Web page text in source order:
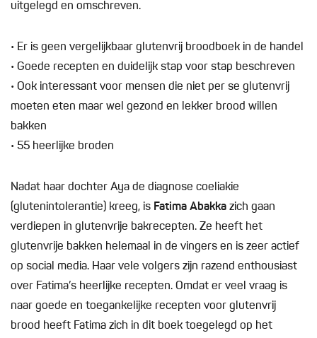
uitgelegd en omschreven.
• Er is geen vergelijkbaar glutenvrij broodboek in de handel
• Goede recepten en duidelijk stap voor stap beschreven
• Ook interessant voor mensen die niet per se glutenvrij
moeten eten maar wel gezond en lekker brood willen
bakken
• 55 heerlijke broden
Nadat haar dochter Aya de diagnose coeliakie
(glutenintolerantie) kreeg, is Fatima Abakka zich gaan
verdiepen in glutenvrije bakrecepten. Ze heeft het
glutenvrije bakken helemaal in de vingers en is zeer actief
op social media. Haar vele volgers zijn razend enthousiast
over Fatima’s heerlijke recepten. Omdat er veel vraag is
naar goede en toegankelijke recepten voor glutenvrij
brood heeft Fatima zich in dit boek toegelegd op het